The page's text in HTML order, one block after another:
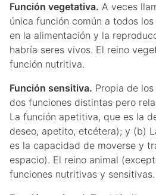
Función vegetativa. A veces
única función común a todos
en la alimentación y la
habría seres vivos. El reino
función nutritiva.
Función sensitiva. Propia de
dos funciones distintas pero
La función apetitiva, que es la
deseo, apetito, etcétera); y (b)
es la capacidad de moverse y
espacio). El reino animal
funciones nutritivas y sensitivas.